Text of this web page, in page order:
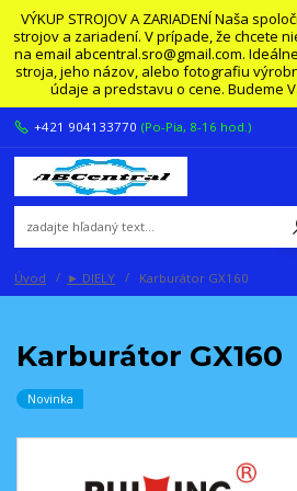
VÝKUP STROJOV A ZARIADENÍ Naša
strojov a zariadení. V prípade, že chcete
na email abcentral.sro@gmail.com.
stroja, jeho názov, alebo fotografiu
údaje a predstavu o cene. Budeme
+421 904133770 (Po-Pia, 8-16 hod.)
Úvod ► DIELY Karburátor GX160
Karburátor GX160
Novinka